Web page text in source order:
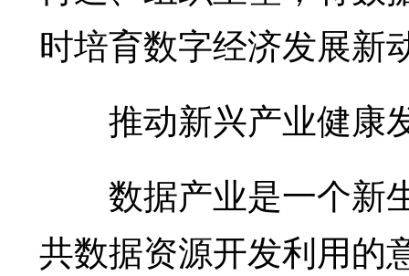
时培育数字经济发展新
推动新兴产业健康
数据产业是一个新
共数据资源开发利用的